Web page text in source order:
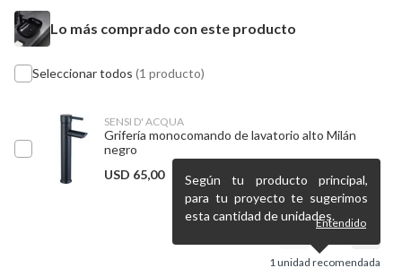
Lo más comprado con este producto
Seleccionar todos (1 producto)
SENSI D' ACQUA
Grifería monocomando de lavatorio alto Milán
negro
USD 65,00
1 unidad recomendada
Según tu producto principal,
para tu proyecto te sugerimos
esta cantidad de unidades.Entendido